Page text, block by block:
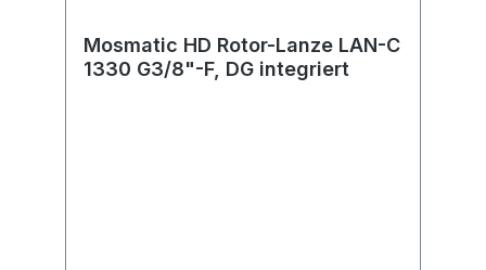
Mosmatic HD Rotor-Lanze LAN-C
1330 G3/8"-F, DG integriert